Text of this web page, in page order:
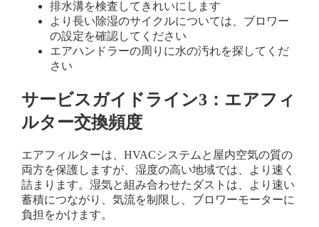
排水溝を検査してきれいにします
より長い除湿のサイクルについては、ブロワー
の設定を確認してください
エアハンドラーの周りに水の汚れを探してくだ
さい
サービスガイドライン3：エアフィ
ルター交換頻度
エアフィルターは、HVACシステムと屋内空気の質の
両方を保護しますが、湿度の高い地域では、より速く
詰まります。湿気と組み合わせたダストは、より速い
蓄積につながり、気流を制限し、ブロワーモーターに
負担をかけます。